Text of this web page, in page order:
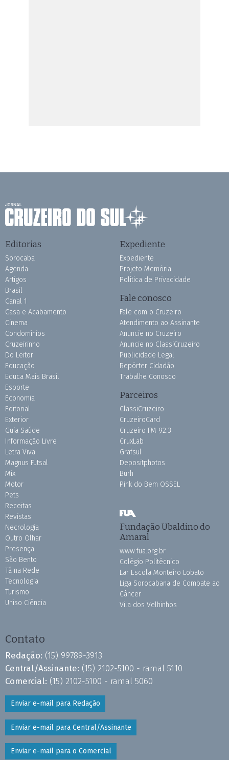
Editorias
Sorocaba
Agenda
Artigos
Brasil
Canal 1
Casa e Acabamento
Cinema
Condomínios
Cruzeirinho
Do Leitor
Educação
Educa Mais Brasil
Esporte
Economia
Editorial
Exterior
Guia Saúde
Informação Livre
Letra Viva
Magnus Futsal
Mix
Motor
Pets
Receitas
Revistas
Necrologia
Outro Olhar
Presença
São Bento
Tá na Rede
Tecnologia
Turismo
Uniso Ciência
Expediente
Expediente
Projeto Memória
Política de Privacidade
Fale conosco
Fale com o Cruzeiro
Atendimento ao Assinante
Anuncie no Cruzeiro
Anuncie no ClassiCruzeiro
Publicidade Legal
Repórter Cidadão
Trabalhe Conosco
Parceiros
ClassiCruzeiro
CruzeiroCard
Cruzeiro FM 92.3
CruxLab
Grafsul
Depositphotos
Burh
Pink do Bem OSSEL
Fundação Ubaldino do
Amaral
www.fua.org.br
Colégio Politécnico
Lar Escola Monteiro Lobato
Liga Sorocabana de Combate ao
Câncer
Vila dos Velhinhos
Contato
Redação: (15) 99789-3913
Central/Assinante: (15) 2102-5100 - ramal 5110
Comercial: (15) 2102-5100 - ramal 5060
Enviar e-mail para Redação
Enviar e-mail para Central/Assinante
Enviar e-mail para o Comercial